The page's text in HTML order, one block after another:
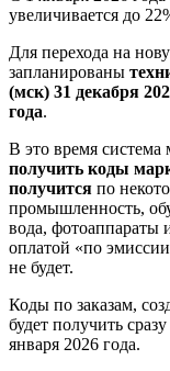
увеличивается до
Для перехода на
запланированы
(мск) 31 декабря
года.
В это время система
получить коды
получится по
промышленность,
вода, фотоаппараты
оплатой «по
не будет.
Коды по заказам,
будет получить
января 2026 года.